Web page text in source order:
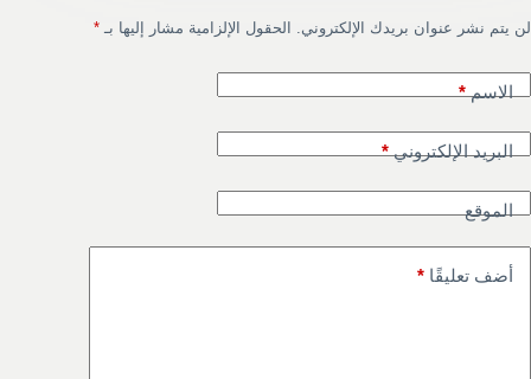
لن يتم نشر عنوان بريدك الإلكتروني. الحقول الإلزامية مشار إليها بـ *
الاسم*
البريد الإلكتروني*
الموقع
أضف تعليقًا *